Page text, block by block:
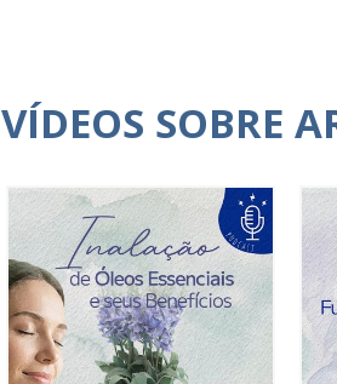
VÍDEOS SOBRE